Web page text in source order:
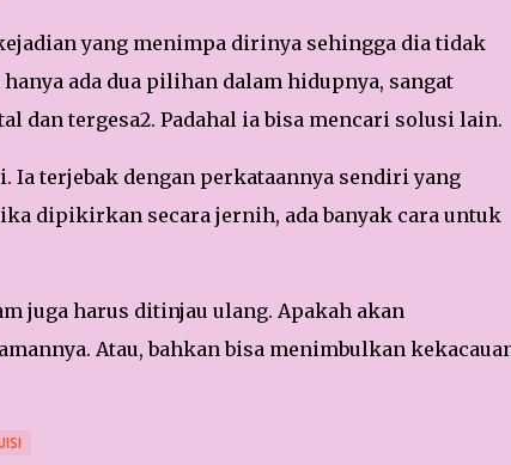
yang menimpa dirinya sehingga dia tidak
ada dua pilihan dalam hidupnya, sangat
dan tergesa2. Padahal ia bisa mencari solusi lain.
terjebak dengan perkataannya sendiri yang
dipikirkan secara jernih, ada banyak cara untuk
juga harus ditinjau ulang. Apakah akan
Atau, bahkan bisa menimbulkan